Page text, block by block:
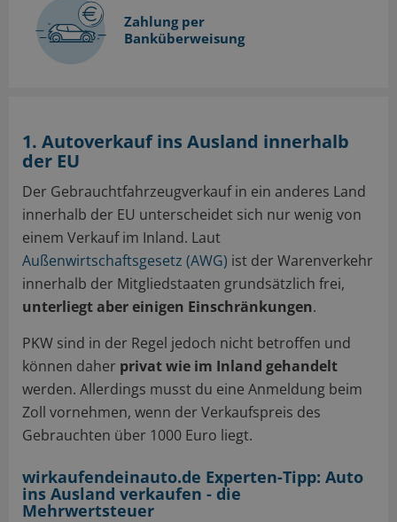
Zahlung per
Banküberweisung
1. Autoverkauf ins Ausland innerhalb
der EU
Der Gebrauchtfahrzeugverkauf in ein anderes Land
innerhalb der EU unterscheidet sich nur wenig von
einem Verkauf im Inland. Laut
Außenwirtschaftsgesetz (AWG) ist der Warenverkehr
innerhalb der Mitgliedstaaten grundsätzlich frei,
unterliegt aber einigen Einschränkungen.
PKW sind in der Regel jedoch nicht betroffen und
können daher privat wie im Inland gehandelt
werden. Allerdings musst du eine Anmeldung beim
Zoll vornehmen, wenn der Verkaufspreis des
Gebrauchten über 1000 Euro liegt.
wirkaufendeinauto.de Experten-Tipp: Auto
ins Ausland verkaufen - die
Mehrwertsteuer